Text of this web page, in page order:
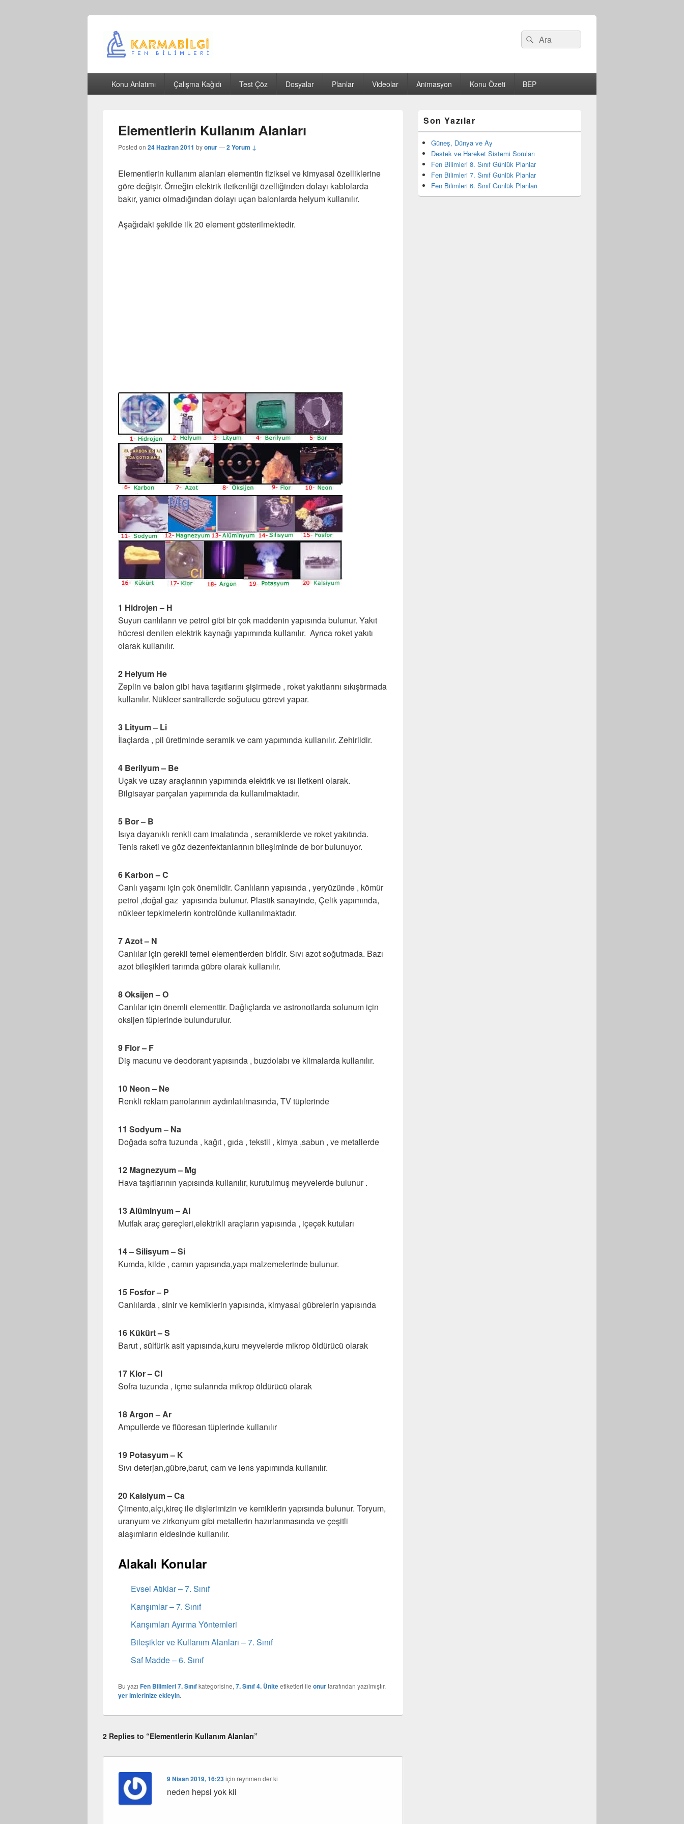
Search
for:
Ara
Konu Anlatımı Çalışma Kağıdı Test Çöz Dosyalar Planlar Videolar Animasyon Konu Özeti BEP
Elementlerin Kullanım Alanları
Posted on 24 Haziran 2011 byonur—2 Yorum ↓
Elementlerin kullanım alanları elementin fiziksel ve kimyasal özelliklerine
göre değişir. Örneğin elektrik iletkenliği özelliğinden dolayı kablolarda
bakır, yanıcı olmadığından dolayı uçan balonlarda helyum kullanılır.
Aşağıdaki şekilde ilk 20 element gösterilmektedir.
1 Hidrojen – H
Suyun canlıların ve petrol gibi bir çok maddenin yapısında bulunur. Yakıt
hücresi denilen elektrik kaynağı yapımında kullanılır. Ayrıca roket yakıtı
olarak kullanılır.
2 Helyum He
Zeplin ve balon gibi hava taşıtlarını şişirmede , roket yakıtlarını sıkıştırmada
kullanılır. Nükleer santrallerde soğutucu görevi yapar.
3 Lityum – Li
İlaçlarda , pil üretiminde seramik ve cam yapımında kullanılır. Zehirlidir.
4 Berilyum – Be
Uçak ve uzay araçlarının yapımında elektrik ve ısı iletkeni olarak.
Bilgisayar parçaları yapımında da kullanılmaktadır.
5 Bor – B
Isıya dayanıklı renkli cam imalatında , seramiklerde ve roket yakıtında.
Tenis raketi ve göz dezenfektanlarının bileşiminde de bor bulunuyor.
6 Karbon – C
Canlı yaşamı için çok önemlidir. Canlıların yapısında , yeryüzünde , kömür
petrol ,doğal gaz yapısında bulunur. Plastik sanayinde, Çelik yapımında,
nükleer tepkimelerin kontrolünde kullanılmaktadır.
7 Azot – N
Canlılar için gerekli temel elementlerden biridir. Sıvı azot soğutmada. Bazı
azot bileşikleri tarımda gübre olarak kullanılır.
8 Oksijen – O
Canlılar için önemli elementtir. Dağlıçlarda ve astronotlarda solunum için
oksijen tüplerinde bulundurulur.
9 Flor – F
Diş macunu ve deodorant yapısında , buzdolabı ve klimalarda kullanılır.
10 Neon – Ne
Renkli reklam panolarının aydınlatılmasında, TV tüplerinde
11 Sodyum – Na
Doğada sofra tuzunda , kağıt , gıda , tekstil , kimya ,sabun , ve metallerde
12 Magnezyum – Mg
Hava taşıtlarının yapısında kullanılır, kurutulmuş meyvelerde bulunur .
13 Alüminyum – Al
Mutfak araç gereçleri,elektrikli araçların yapısında , içeçek kutuları
14 – Silisyum – Si
Kumda, kilde , camın yapısında,yapı malzemelerinde bulunur.
15 Fosfor – P
Canlılarda , sinir ve kemiklerin yapısında, kimyasal gübrelerin yapısında
16 Kükürt – S
Barut , sülfürik asit yapısında,kuru meyvelerde mikrop öldürücü olarak
17 Klor – Cl
Sofra tuzunda , içme sularında mikrop öldürücü olarak
18 Argon – Ar
Ampullerde ve flüoresan tüplerinde kullanılır
19 Potasyum – K
Sıvı deterjan,gübre,barut, cam ve lens yapımında kullanılır.
20 Kalsiyum – Ca
Çimento,alçı,kireç ile dişlerimizin ve kemiklerin yapısında bulunur. Toryum,
uranyum ve zirkonyum gibi metallerin hazırlanmasında ve çeşitli
alaşımların eldesinde kullanılır.
Alakalı Konular
Evsel Atıklar – 7. Sınıf
Karışımlar – 7. Sınıf
Karışımları Ayırma Yöntemleri
Bileşikler ve Kullanım Alanları – 7. Sınıf
Saf Madde – 6. Sınıf
Bu yazı Fen Bilimleri 7. Sınıfkategorisine, 7. Sınıf 4. Üniteetiketleri ile onurtarafından yazılmıştır.
yer imlerinize ekleyin.
2 Replies to “Elementlerin Kullanım Alanları”
9 Nisan 2019, 16:23içinreynmen der ki
neden hepsi yok kii
yan
bar
eklenti
bölgesi
Son Yazılar
Güneş, Dünya ve Ay
Destek ve Hareket Sistemi Soruları
Fen Bilimleri 8. Sınıf Günlük Planlar
Fen Bilimleri 7. Sınıf Günlük Planlar
Fen Bilimleri 6. Sınıf Günlük Planları